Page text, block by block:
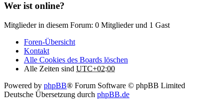
Wer ist online?
Mitglieder in diesem Forum: 0 Mitglieder und 1 Gast
Foren-Übersicht
Kontakt
Alle Cookies des Boards löschen
Alle Zeiten sind UTC+02:00
Powered by phpBB® Forum Software © phpBB Limited
Deutsche Übersetzung durch phpBB.de